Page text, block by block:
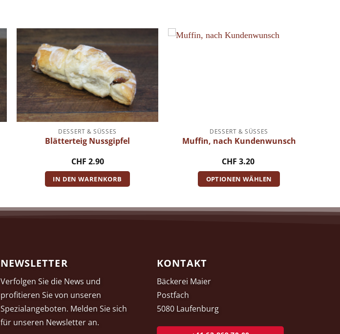
DESSERT & SÜSSES
Blätterteig Nussgipfel
CHF 2.90
IN DEN WARENKORB
DESSERT & SÜSSES
Muffin, nach Kundenwunsch
CHF 3.20
OPTIONEN WÄHLEN
NEWSLETTER
Verfolgen Sie die News und
profitieren Sie von unseren
Spezialangeboten. Melden Sie sich
für unseren Newsletter an.
KONTAKT
Bäckerei Maier
Postfach
5080 Laufenburg